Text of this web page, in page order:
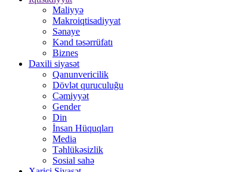
Maliyyə
Makroiqtisadiyyat
Sənaye
Kənd təsərrüfatı
Biznes
Daxili siyasət
Qanunvericilik
Dövlət quruculuğu
Cəmiyyət
Gender
Din
İnsan Hüquqları
Media
Təhlükəsizlik
Sosial sahə